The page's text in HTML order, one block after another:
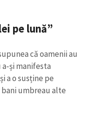
pe lună”
că oamenii au
și manifesta
a o susține pe
umbreau alte